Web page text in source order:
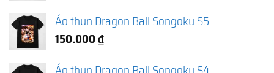
Áo thun Dragon Ball Songoku S5
150.000₫